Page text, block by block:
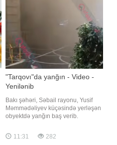
Bakı Dövlət Universitetinin (BDU)
sabiq rektoru Abel Məhərrəmovu
"Tarqovı"da yanğın - Video -
Yenilənib
Bakı şəhəri, Səbail rayonu, Yusif
Məmmədəliyev küçəsində yerləşən
obyektdə yanğın baş verib.
bağlı Fövqəladə Hallar Nazirliyi
(FHN) məlumat yayıb. Bildirilib ki,
11:31 282